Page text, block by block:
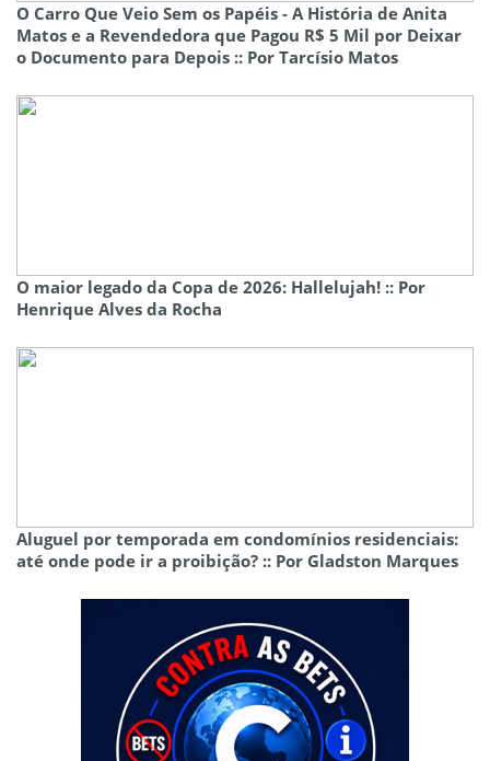
O Carro Que Veio Sem os Papéis - A História de Anita
Matos e a Revendedora que Pagou R$ 5 Mil por Deixar
o Documento para Depois :: Por Tarcísio Matos
O maior legado da Copa de 2026: Hallelujah! :: Por
Henrique Alves da Rocha
Aluguel por temporada em condomínios residenciais:
até onde pode ir a proibição? :: Por Gladston Marques